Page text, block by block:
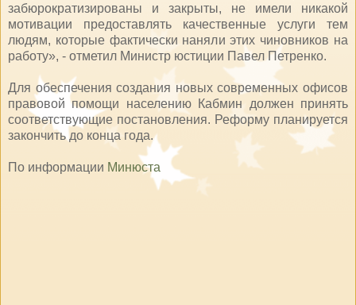
забюрократизированы и закрыты, не имели никакой
мотивации предоставлять качественные услуги тем
людям, которые фактически наняли этих чиновников на
работу», - отметил Министр юстиции Павел Петренко.
Для обеспечения создания новых современных офисов
правовой помощи населению Кабмин должен принять
соответствующие постановления. Реформу планируется
закончить до конца года.
По информации Минюста